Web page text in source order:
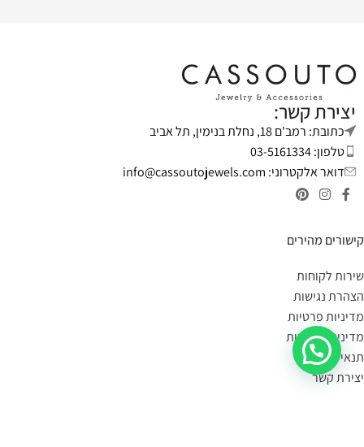
יצירת קשר:
כתובת: רמב'ם 18, נחלת בנימין, תל אביב
טלפון: 03-5161334
דואר אלקטרוני: info@cassoutojewels.com
קישורים מהירים
שירות לקוחות
הצהרת נגישות
מדיניות פרטיות
מדיניות החזרות
תנאי שימוש
יצירת קשר